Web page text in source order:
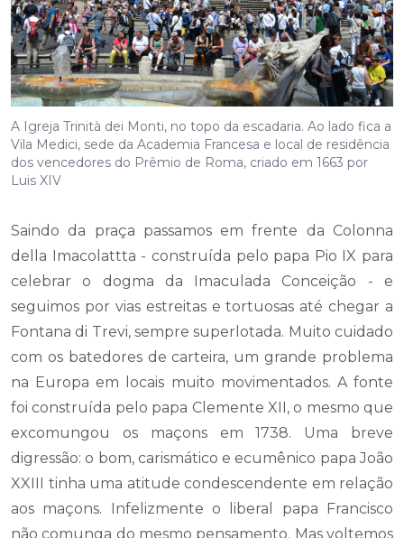
A Igreja Trinità dei Monti, no topo da escadaria. Ao lado fica a
Vila Medici, sede da Academia Francesa e local de residência
dos vencedores do Prêmio de Roma, criado em 1663 por
Luis XIV
Saindo da praça passamos em frente da Colonna
della Imacolattta - construída pelo papa Pio IX para
celebrar o dogma da Imaculada Conceição - e
seguimos por vias estreitas e tortuosas até chegar a
Fontana di Trevi, sempre superlotada. Muito cuidado
com os batedores de carteira, um grande problema
na Europa em locais muito movimentados. A fonte
foi construída pelo papa Clemente XII, o mesmo que
excomungou os maçons em 1738. Uma breve
digressão: o bom, carismático e ecumênico papa João
XXIII tinha uma atitude condescendente em relação
aos maçons. Infelizmente o liberal papa Francisco
não comunga do mesmo pensamento. Mas voltemos